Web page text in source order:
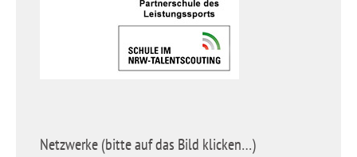
Netzwerke (bitte auf das Bild klicken…)